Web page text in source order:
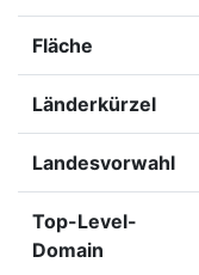
Fläche
Länderkürzel
Landesvorwahl
Top-Level-
Domain